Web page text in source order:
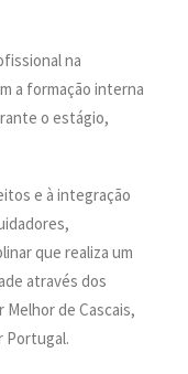
na
a formação interna
o estágio,
e à integração
que realiza um
através dos
Melhor de Cascais,
Portugal.